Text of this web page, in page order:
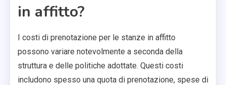
in affitto?
I costi di prenotazione per le stanze in affitto
possono variare notevolmente a seconda della
struttura e delle politiche adottate. Questi costi
includono spesso una quota di prenotazione, spese di